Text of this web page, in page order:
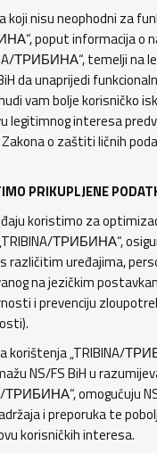
koji nisu neophodni za
poput informacija o
ТРИБИНА“, temelji na
da unaprijedi
vam bolje korisničko
legitimnog interesa
o zaštiti ličnih
PRIKUPLJENE
koristimo za
ТРИБИНА“,
različitim uređajima,
na jezičkim
i prevenciju
korištenja „TRIBINA/
NS/FS BiH u
ТРИБИНА“, omogućuju
i preporuka te
korisničkih interesa.